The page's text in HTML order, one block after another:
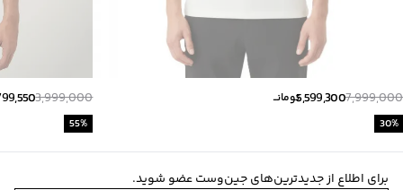
7,999,000
5,599,300تومانــ
30%
3,999,000
55%
برای اطلاع از جدیدترین‌های جین‌وست عضو شوید.